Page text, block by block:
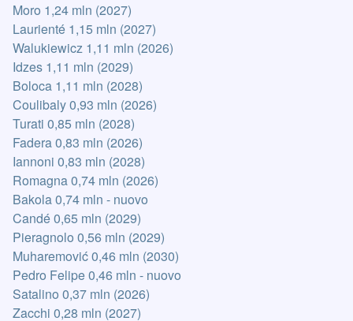
Moro 1,24 mln (2027)
Laurienté 1,15 mln (2027)
Walukiewicz 1,11 mln (2026)
Idzes 1,11 mln (2029)
Boloca 1,11 mln (2028)
Coulibaly 0,93 mln (2026)
Turati 0,85 mln (2028)
Fadera 0,83 mln (2026)
Iannoni 0,83 mln (2028)
Romagna 0,74 mln (2026)
Bakola 0,74 mln - nuovo
Candé 0,65 mln (2029)
Pieragnolo 0,56 mln (2029)
Muharemović 0,46 mln (2030)
Pedro Felipe 0,46 mln - nuovo
Satalino 0,37 mln (2026)
Zacchi 0,28 mln (2027)